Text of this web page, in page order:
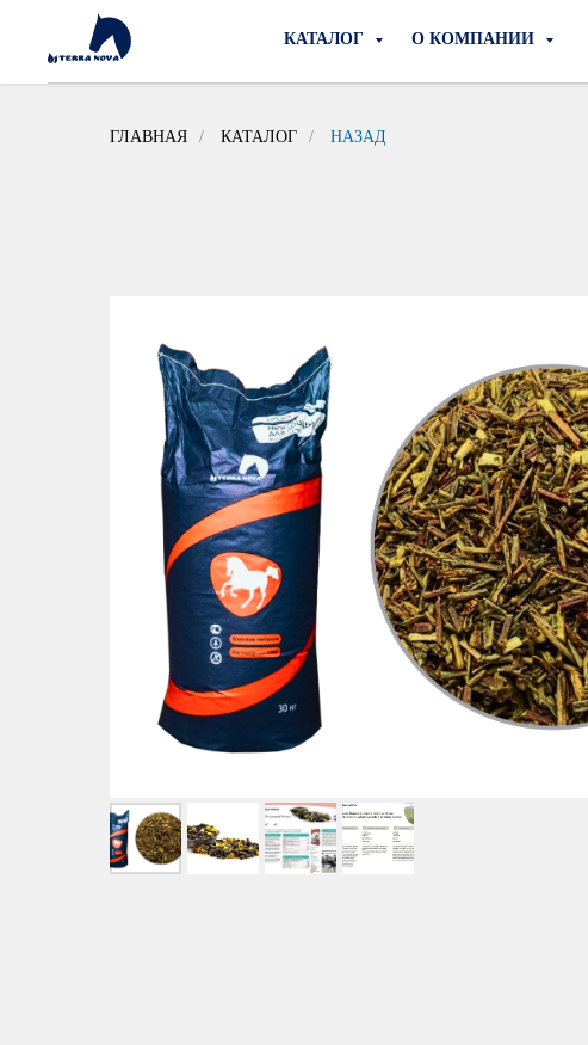
КАТАЛОГ О КОМПАНИИ
ГЛАВНАЯ / КАТАЛОГ / НАЗАД